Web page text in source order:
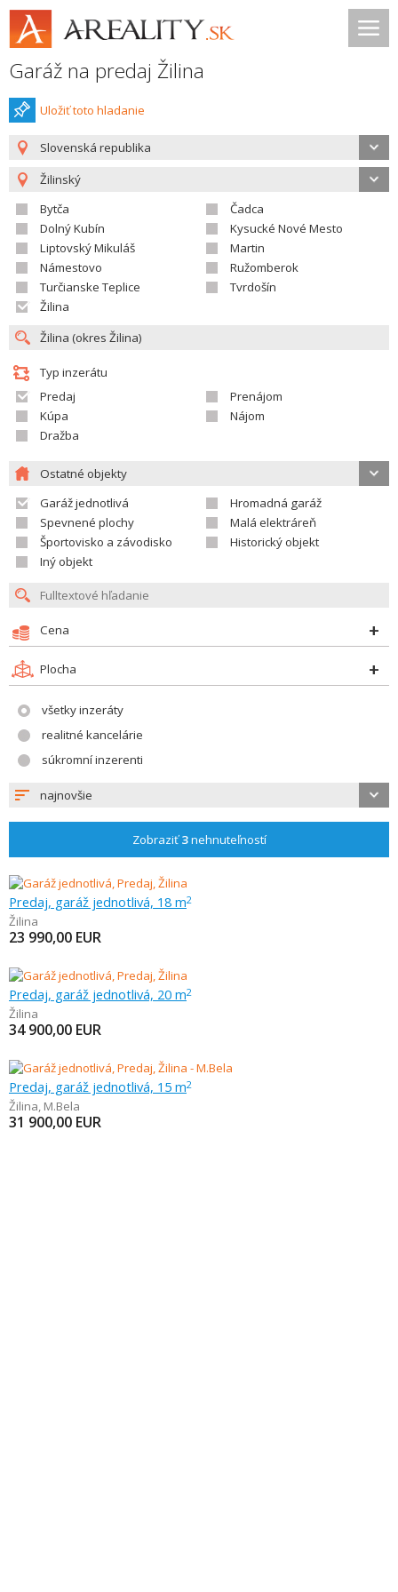
Garáž na predaj Žilina
Uložiť toto hladanie
Slovenská republika
Žilinský
Bytča
Čadca
Dolný Kubín
Kysucké Nové Mesto
Liptovský Mikuláš
Martin
Námestovo
Ružomberok
Turčianske Teplice
Tvrdošín
Žilina
Typ inzerátu
Predaj
Prenájom
Kúpa
Nájom
Dražba
Ostatné objekty
Garáž jednotlivá
Hromadná garáž
Spevnené plochy
Malá elektráreň
Športovisko a závodisko
Historický objekt
Iný objekt
Cena
Plocha
všetky inzeráty
realitné kancelárie
súkromní inzerenti
najnovšie
Zobraziť3nehnuteľností
Predaj, garáž jednotlivá, 18 m2
Žilina
23 990,00 EUR
Predaj, garáž jednotlivá, 20 m2
Žilina
34 900,00 EUR
Predaj, garáž jednotlivá, 15 m2
Žilina, M.Bela
31 900,00 EUR